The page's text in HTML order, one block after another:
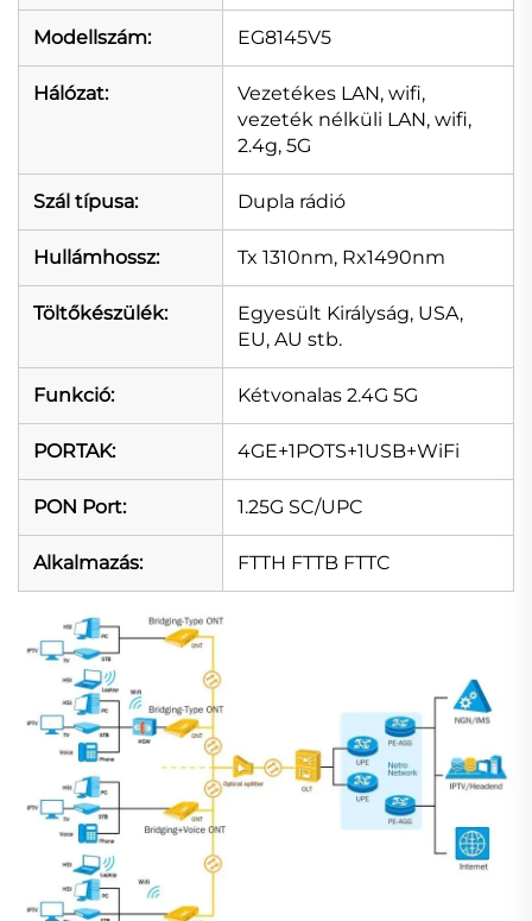
Modellszám: EG8145V5
Hálózat:
Vezetékes LAN, wifi,
vezeték nélküli LAN, wifi,
2.4g, 5G
Szál típusa: Dupla rádió
Hullámhossz: Tx 1310nm, Rx1490nm
Töltőkészülék:
Egyesült Királyság, USA,
EU, AU stb.
Funkció: Kétvonalas 2.4G 5G
PORTAK: 4GE+1POTS+1USB+WiFi
PON Port: 1.25G SC/UPC
Alkalmazás: FTTH FTTB FTTC